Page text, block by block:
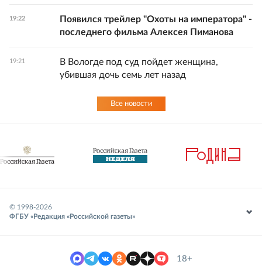
19:22
Появился трейлер "Охоты на императора" -
последнего фильма Алексея Пиманова
19:21
В Вологде под суд пойдет женщина,
убившая дочь семь лет назад
Все новости
© 1998-2026
ФГБУ «Редакция «Российской газеты»
18+